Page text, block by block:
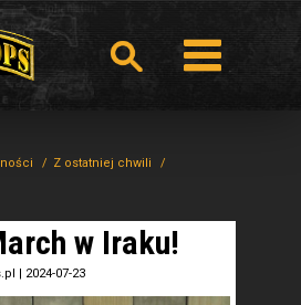
Z ostatniej chwili
w Iraku!
| 2024-07-23